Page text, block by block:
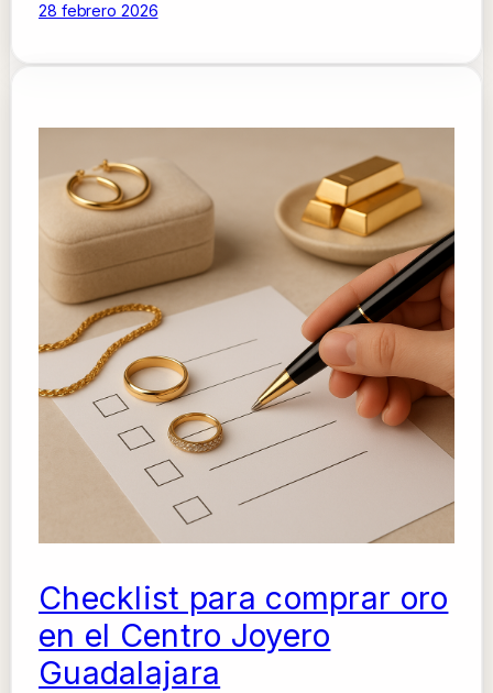
28 febrero 2026
Checklist para comprar oro
en el Centro Joyero
Guadalajara